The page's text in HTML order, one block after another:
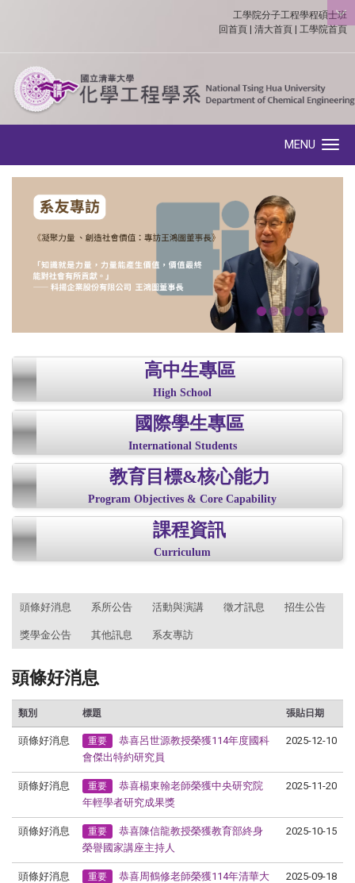
:::
工學院分子工程學程碩士班
回首頁
清大首頁 工學院首頁
MENU
高中生專區
High School
國際學生專區
International Students
教育目標&核心能力
Program Objectives & Core Capability
課程資訊
Curriculum
頭條好消息 系所公告 活動與演講 徵才訊息 招生公告
獎學金公告 其他訊息 系友專訪
頭條好消息
類別 標題 張貼日期
頭條好消息 重要
恭喜呂世源教授榮獲114年度國科
會傑出特約研究員
2025-12-10
頭條好消息 重要
恭喜楊東翰老師榮獲中央研究院
年輕學者研究成果獎
2025-11-20
頭條好消息 重要
恭喜陳信龍教授榮獲教育部終身
榮譽國家講座主持人
2025-10-15
頭條好消息 重要
恭喜周鶴修老師榮獲114年清華大
2025-09-18